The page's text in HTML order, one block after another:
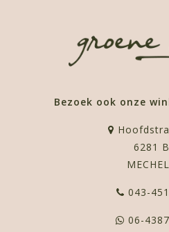
Bezoek ook onze
6281
043-
06-